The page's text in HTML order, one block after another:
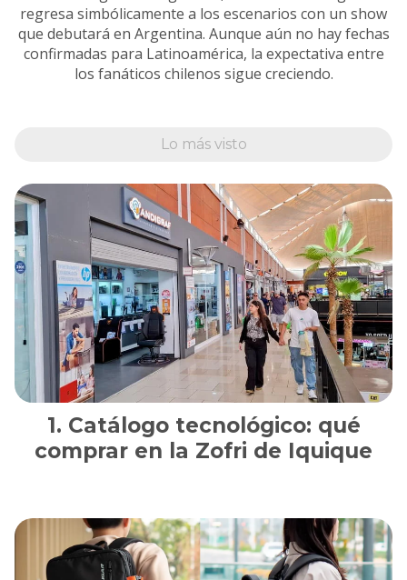
regresa simbólicamente a los escenarios con un show
que debutará en Argentina. Aunque aún no hay fechas
confirmadas para Latinoamérica, la expectativa entre
los fanáticos chilenos sigue creciendo.
Lo más visto
Catálogo tecnológico: qué
comprar en la Zofri de Iquique